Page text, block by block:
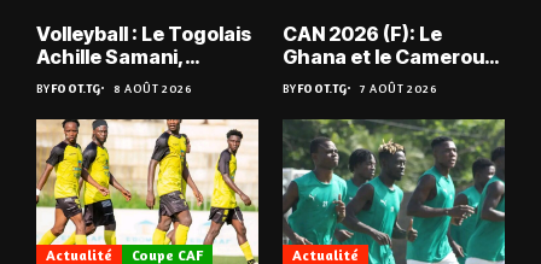
Volleyball : Le Togolais
Achille Samani,
champion du Bénin !
BYFOOT.TG 8 AOÛT 2026
CAN 2026 (F): Le
Ghana et le Cameroun
en quarts
BYFOOT.TG 7 AOÛT 2026
Actualité Coupe CAF Actualité